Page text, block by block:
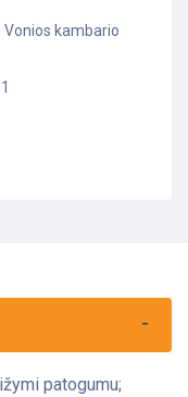
Vonios kambario
patogumu;